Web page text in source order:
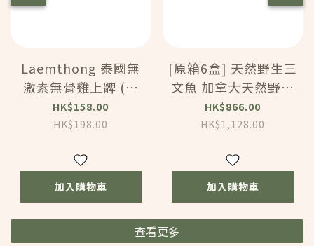
Laemthong 泰國無
激素無骨雞上髀 (雞
扒) (2kg) (MA270)
HK$158.00
HK$198.00
加入購物車
[原箱6盒] 天然野生三
文魚 加拿大天然野生
紅三文魚 (6 x 400g)
(MA021HK6)
HK$866.00
HK$1,128.00
加入購物車
查看更多